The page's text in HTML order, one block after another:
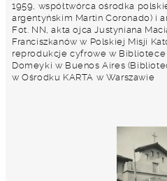
1959, współtwórca ośrodka
argentyńskim Martin Coronado) i
Fot. NN, akta ojca Justyniana
Franciszkanów w Polskiej Misji
reprodukcje cyfrowe w Bibliotece
Domeyki w Buenos Aires
w Ośrodku KARTA w Warszawie